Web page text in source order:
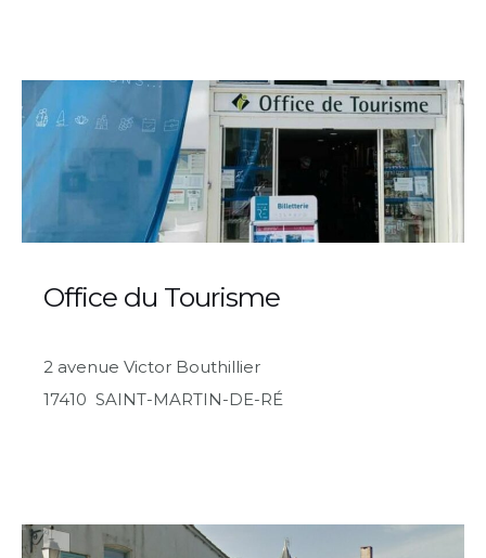
Office du Tourisme
2 avenue Victor Bouthillier
17410 SAINT-MARTIN-DE-RÉ